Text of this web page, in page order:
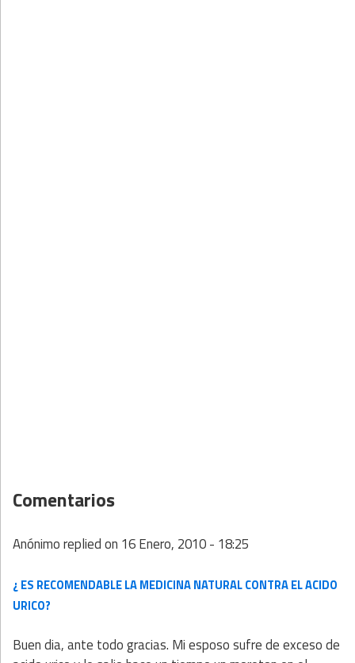
Comentarios
Anónimoreplied on 16 Enero, 2010 - 18:25
¿ ES RECOMENDABLE LA MEDICINA NATURAL CONTRA EL ACIDO
URICO?
Buen dia, ante todo gracias. Mi esposo sufre de exceso de